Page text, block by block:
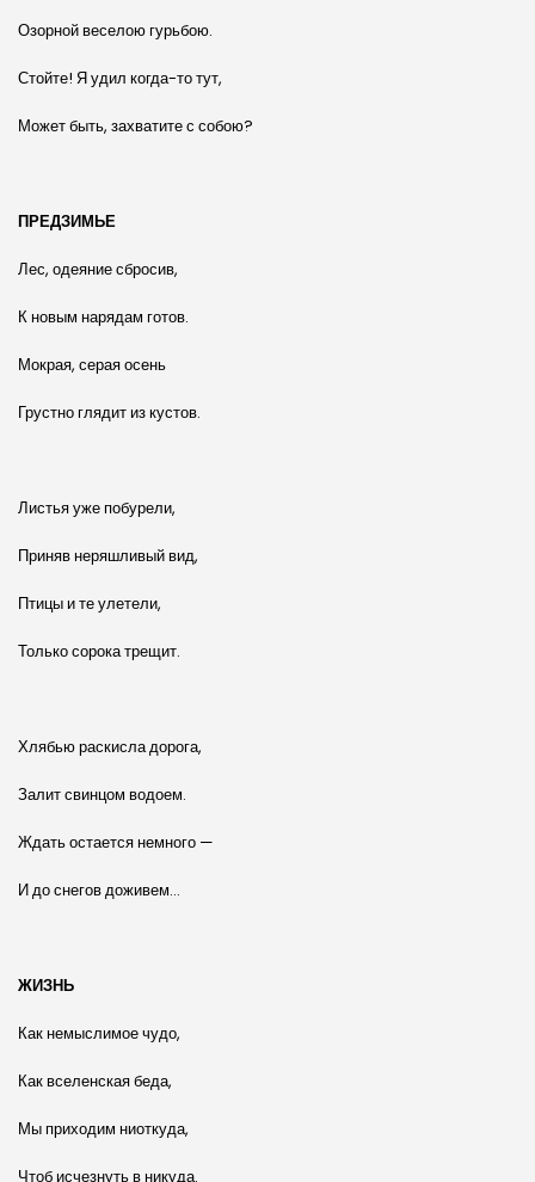
Озорной веселою гурьбою.
Стойте! Я удил когда-то тут,
Может быть, захватите с собою?
ПРЕДЗИМЬЕ
Лес, одеяние сбросив,
К новым нарядам готов.
Мокрая, серая осень
Грустно глядит из кустов.
Листья уже побурели,
Приняв неряшливый вид,
Птицы и те улетели,
Только сорока трещит.
Хлябью раскисла дорога,
Залит свинцом водоем.
Ждать остается немного —
И до снегов доживем…
ЖИЗНЬ
Как немыслимое чудо,
Как вселенская беда,
Мы приходим ниоткуда,
Чтоб исчезнуть в никуда.